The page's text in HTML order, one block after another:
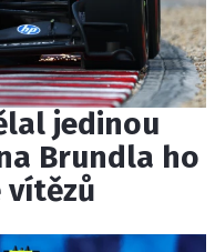
jedinou
Brundla ho